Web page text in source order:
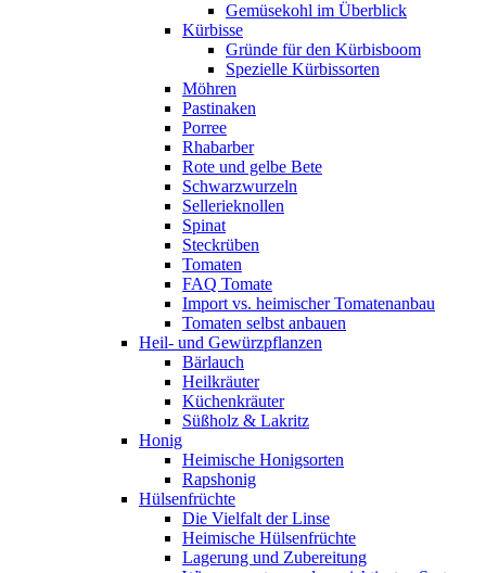
Gemüsekohl im Überblick
Kürbisse
Gründe für den Kürbisboom
Spezielle Kürbissorten
Möhren
Pastinaken
Porree
Rhabarber
Rote und gelbe Bete
Schwarzwurzeln
Sellerieknollen
Spinat
Steckrüben
Tomaten
FAQ Tomate
Import vs. heimischer Tomatenanbau
Tomaten selbst anbauen
Heil- und Gewürzpflanzen
Bärlauch
Heilkräuter
Küchenkräuter
Süßholz & Lakritz
Honig
Heimische Honigsorten
Rapshonig
Hülsenfrüchte
Die Vielfalt der Linse
Heimische Hülsenfrüchte
Lagerung und Zubereitung